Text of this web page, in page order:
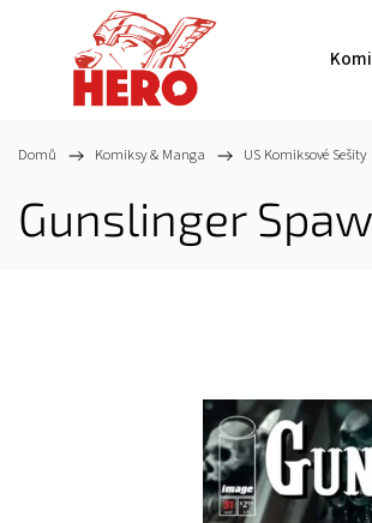
Domů / Komiksy & Manga / US Komiksové Sešity
Gunslinger